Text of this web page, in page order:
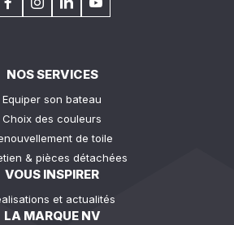
NOS SERVICES
Equiper son bateau
Choix des couleurs
de toile
& pièces détachées
VOUS INSPIRER
et actualités
LA MARQUE NV